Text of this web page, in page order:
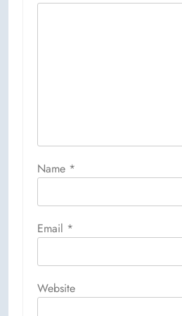
Name *
Email *
Website